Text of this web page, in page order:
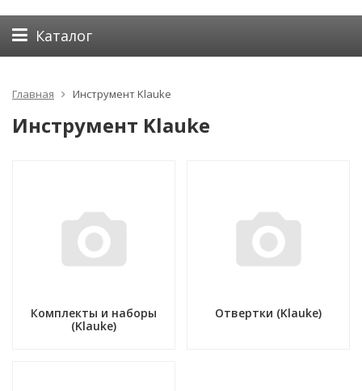
Каталог
Главная Инструмент Klauke
Инструмент Klauke
Комплекты и наборы
(Klauke)
Отвертки (Klauke)